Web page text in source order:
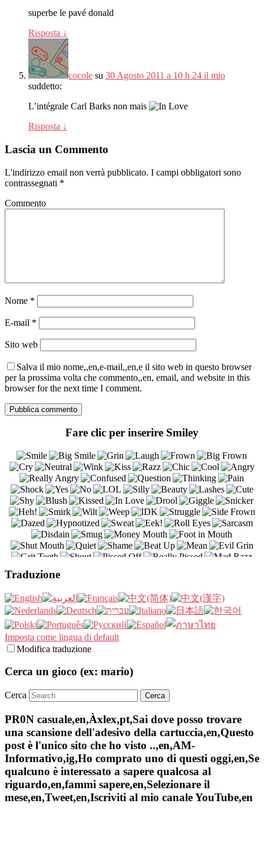
superbe le pavé donald
Risposta ↓
cocole su 30 Agosto 2011 a 10 h 24 il mio
suddetto:
L’intégrale Carl Barks non mais
Risposta ↓
Lascia un Commento
L'indirizzo email non verrà pubblicato. I campi obbligatori sono
contrassegnati *
Commento
Nome *
E-mail *
Sito web
Salva il mio nome,,en,e-mail,,en,e il sito web in questo browser
per la prossima volta che commento,,en, email, and website in this
browser for the next time I comment.
Fare clic per inserire Smiley
Traduzione
Imposta come lingua di default
Modifica traduzione
Cerca un gioco (ex: mario)
Cerca
PR0N casuale,en,Àxlex,pt,Sai dove posso trovare
una scansione dell'adesivo della cartuccia,en,Questo
post è l'unico sito che ho visto ..,en,AM-
Informativo,ig,Ho comprato uno di questi oggi,en,Se
qualcuno è interessato a sapere qualcosa al
riguardo,en,fammi sapere,en,Selezionare il
mese,en,Tweet,en,Iscriviti al mio canale YouTube,en